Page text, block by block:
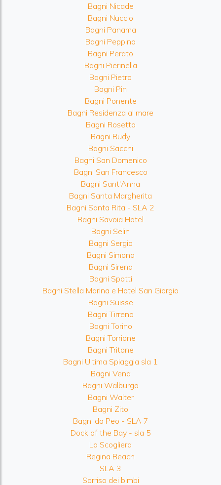
Bagni Nicade
Bagni Nuccio
Bagni Panama
Bagni Peppino
Bagni Perato
Bagni Pierinella
Bagni Pietro
Bagni Pin
Bagni Ponente
Bagni Residenza al mare
Bagni Rosetta
Bagni Rudy
Bagni Sacchi
Bagni San Domenico
Bagni San Francesco
Bagni Sant'Anna
Bagni Santa Margherita
Bagni Santa Rita - SLA 2
Bagni Savoia Hotel
Bagni Selin
Bagni Sergio
Bagni Simona
Bagni Sirena
Bagni Spotti
Bagni Stella Marina e Hotel San Giorgio
Bagni Suisse
Bagni Tirreno
Bagni Torino
Bagni Torrione
Bagni Tritone
Bagni Ultima Spiaggia sla 1
Bagni Vena
Bagni Walburga
Bagni Walter
Bagni Zito
Bagni da Peo - SLA 7
Dock of the Bay - sla 5
La Scogliera
Regina Beach
SLA 3
Sorriso dei bimbi